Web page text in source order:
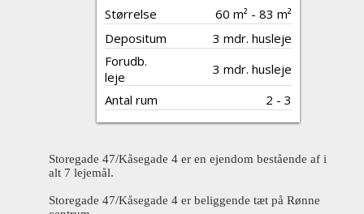
Størrelse
60 m² - 83 m²
Depositum
3 mdr. husleje
Forudb.
leje
3 mdr. husleje
Antal rum
2 - 3
Storegade 47/Kåsegade 4 er en ejendom bestående af i
alt 7 lejemål.
Storegade 47/Kåsegade 4 er beliggende tæt på Rønne